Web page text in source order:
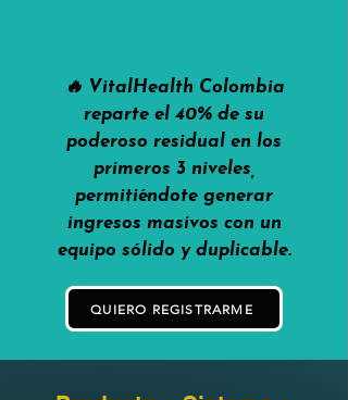
🔥 VitalHealth Colombia
reparte el 40% de su
poderoso residual en los
primeros 3 niveles,
permitiéndote generar
ingresos masivos con un
equipo sólido y duplicable.
QUIERO REGISTRARME